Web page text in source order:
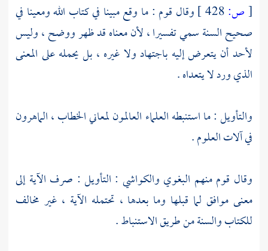
[ص:
وقال قوم : ما وقع مبينا في كتاب الله ومعينا في
صحيح السنة سمي تفسيرا ، لأن معناه قد ظهر ووضح ، وليس
لأحد أن يتعرض إليه باجتهاد ولا غيره ، بل يحمله على المعنى
الذي ورد لا يتعداه .
والتأويل : ما استنبطه العلماء العالمون لمعاني الخطاب ، الماهرون
في آلات العلوم .
وقال قوم منهم البغوي والكواشي : التأويل : صرف الآية إلى
معنى موافق لما قبلها وما بعدها ، تحتمله الآية ، غير مخالف
للكتاب والسنة من طريق الاستنباط .